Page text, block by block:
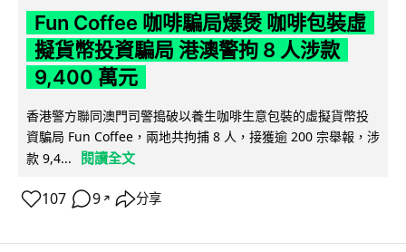
Fun Coffee 咖啡騙局爆煲 咖啡包裝虛
擬貨幣投資騙局 港澳警拘 8 人涉款
9,400 萬元
香港警方聯同澳門司警搗破以養生咖啡生意包裝的虛擬貨幣投
資騙局 Fun Coffee，兩地共拘捕 8 人，接獲逾 200 宗舉報，涉
款 9,4...
閱讀全文
107 9 ↗ 分享